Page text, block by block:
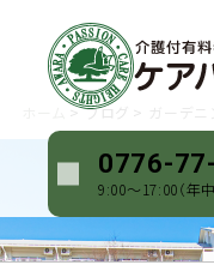
0776-
9:00〜17:00（年
ブログ